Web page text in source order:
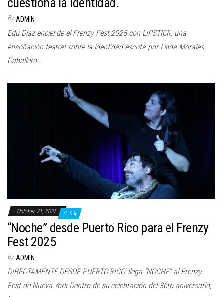
By ADMIN
Edu Díaz enciende el Frenzy Fest 2025 con LIPSTICK, una
ensoñación teatral sobre la identidad escrita por Linda Morales
Caballero…
October 21, 2025 0
“Noche” desde Puerto Rico para el Frenzy
Fest 2025
By ADMIN
DIRECTAMENTE DESDE PUERTO RICO, llega “NOCHE” al Frenzy
Fest de Nueva York Dentro de su celebración del 36to aniversario,